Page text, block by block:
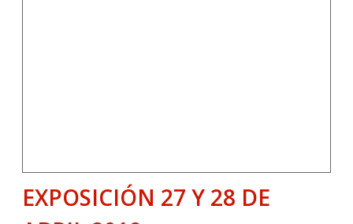
EXPOSICIÓN 27 Y 28 DE